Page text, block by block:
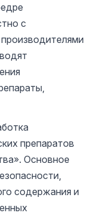
с
препаратов
Основное
содержания и